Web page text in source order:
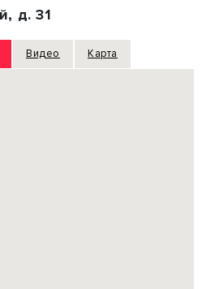
д. 31
Видео Карта